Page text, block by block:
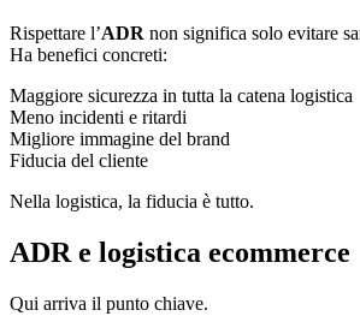
Rispettare l’ADR non significa solo evitare
Ha benefici concreti:
Maggiore sicurezza in tutta la catena logistica
Meno incidenti e ritardi
Migliore immagine del brand
Fiducia del cliente
Nella logistica, la fiducia è tutto.
ADR e logistica ecommerce
Qui arriva il punto chiave.